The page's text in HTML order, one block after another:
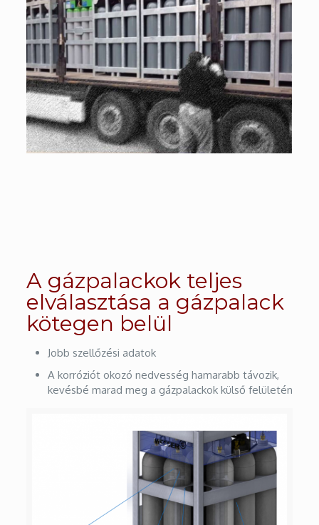
A gázpalackok teljes
elválasztása a gázpalack
kötegen belül
Jobb szellőzési adatok
A korróziót okozó nedvesség hamarabb távozik,
kevésbé marad meg a gázpalackok külső felületén